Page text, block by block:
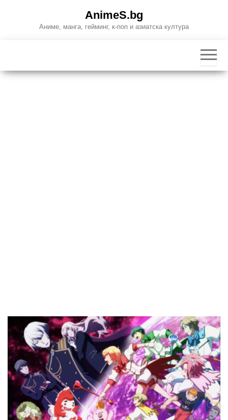
AnimeS.bg
Аниме, манга, гейминг, к-поп и азиатска култура